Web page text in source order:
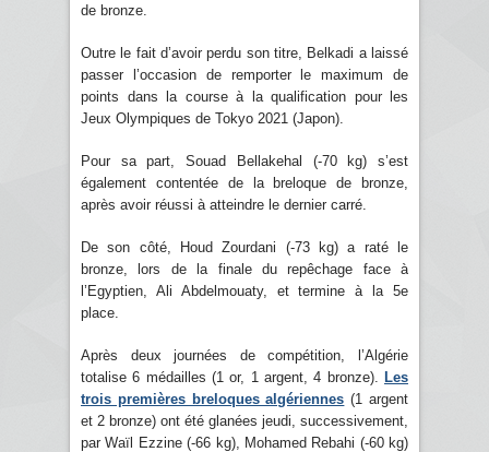
de bronze.
Outre le fait d’avoir perdu son titre, Belkadi a laissé
passer l’occasion de remporter le maximum de
points dans la course à la qualification pour les
Jeux Olympiques de Tokyo 2021 (Japon).
Pour sa part, Souad Bellakehal (-70 kg) s’est
également contentée de la breloque de bronze,
après avoir réussi à atteindre le dernier carré.
De son côté, Houd Zourdani (-73 kg) a raté le
bronze, lors de la finale du repêchage face à
l’Egyptien, Ali Abdelmouaty, et termine à la 5e
place.
Après deux journées de compétition, l’Algérie
totalise 6 médailles (1 or, 1 argent, 4 bronze). Les
trois premières breloques algériennes (1 argent
et 2 bronze) ont été glanées jeudi, successivement,
par Waïl Ezzine (-66 kg), Mohamed Rebahi (-60 kg)